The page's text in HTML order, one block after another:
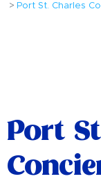
Port St. Charles
Port